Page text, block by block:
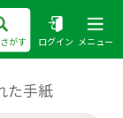
がす ログイン メニュー
た手紙